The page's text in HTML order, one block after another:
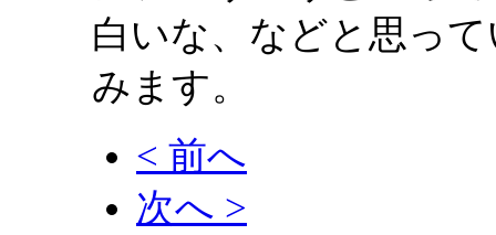
白いな、などと思っ
みます。
< 前へ
次へ >